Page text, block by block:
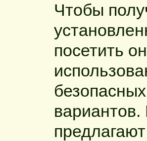
Чтобы
посетить
вариантов.